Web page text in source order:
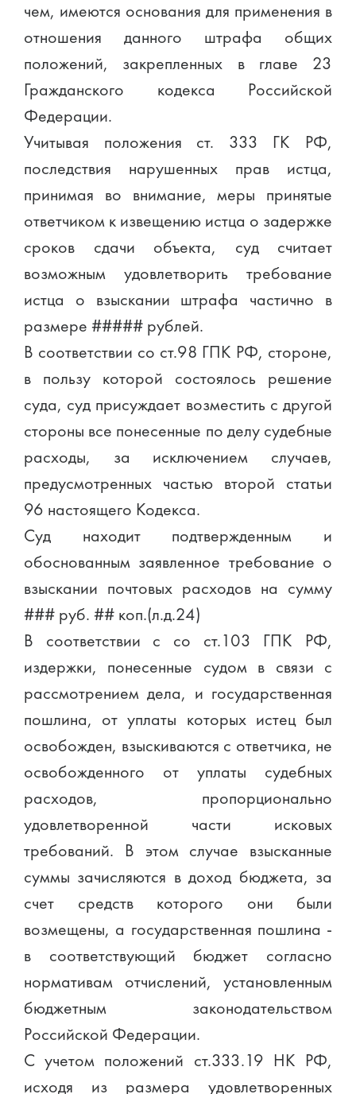
чем, имеются основания для применения в
отношения данного штрафа общих
положений, закрепленных в главе 23
Гражданского кодекса Российской
Федерации.
Учитывая положения ст. 333 ГК РФ,
последствия нарушенных прав истца,
принимая во внимание, меры принятые
ответчиком к извещению истца о задержке
сроков сдачи объекта, суд считает
возможным удовлетворить требование
истца о взыскании штрафа частично в
размере ##### рублей.
В соответствии со ст.98 ГПК РФ, стороне,
в пользу которой состоялось решение
суда, суд присуждает возместить с другой
стороны все понесенные по делу судебные
расходы, за исключением случаев,
предусмотренных частью второй статьи
96 настоящего Кодекса.
Суд находит подтвержденным и
обоснованным заявленное требование о
взыскании почтовых расходов на сумму
### руб. ## коп.(л.д.24)
В соответствии с со ст.103 ГПК РФ,
издержки, понесенные судом в связи с
рассмотрением дела, и государственная
пошлина, от уплаты которых истец был
освобожден, взыскиваются с ответчика, не
освобожденного от уплаты судебных
расходов, пропорционально
удовлетворенной части исковых
требований. В этом случае взысканные
суммы зачисляются в доход бюджета, за
счет средств которого они были
возмещены, а государственная пошлина -
в соответствующий бюджет согласно
нормативам отчислений, установленным
бюджетным законодательством
Российской Федерации.
С учетом положений ст.333.19 НК РФ,
исходя из размера удовлетворенных